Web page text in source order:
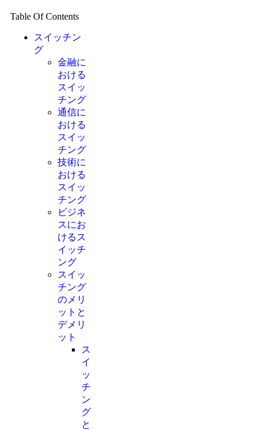
Table Of Contents
スイッチン
グ
金融に
おける
スイッ
チング
通信に
おける
スイッ
チング
技術に
おける
スイッ
チング
ビジネ
スにお
けるス
イッチ
ング
スイッ
チング
のメリ
ットと
デメリ
ット
ス
イ
ッ
チ
ン
グ
と